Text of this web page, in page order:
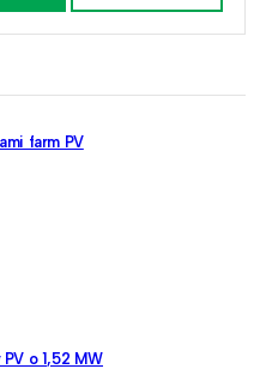
farm PV
o 1,52 MW